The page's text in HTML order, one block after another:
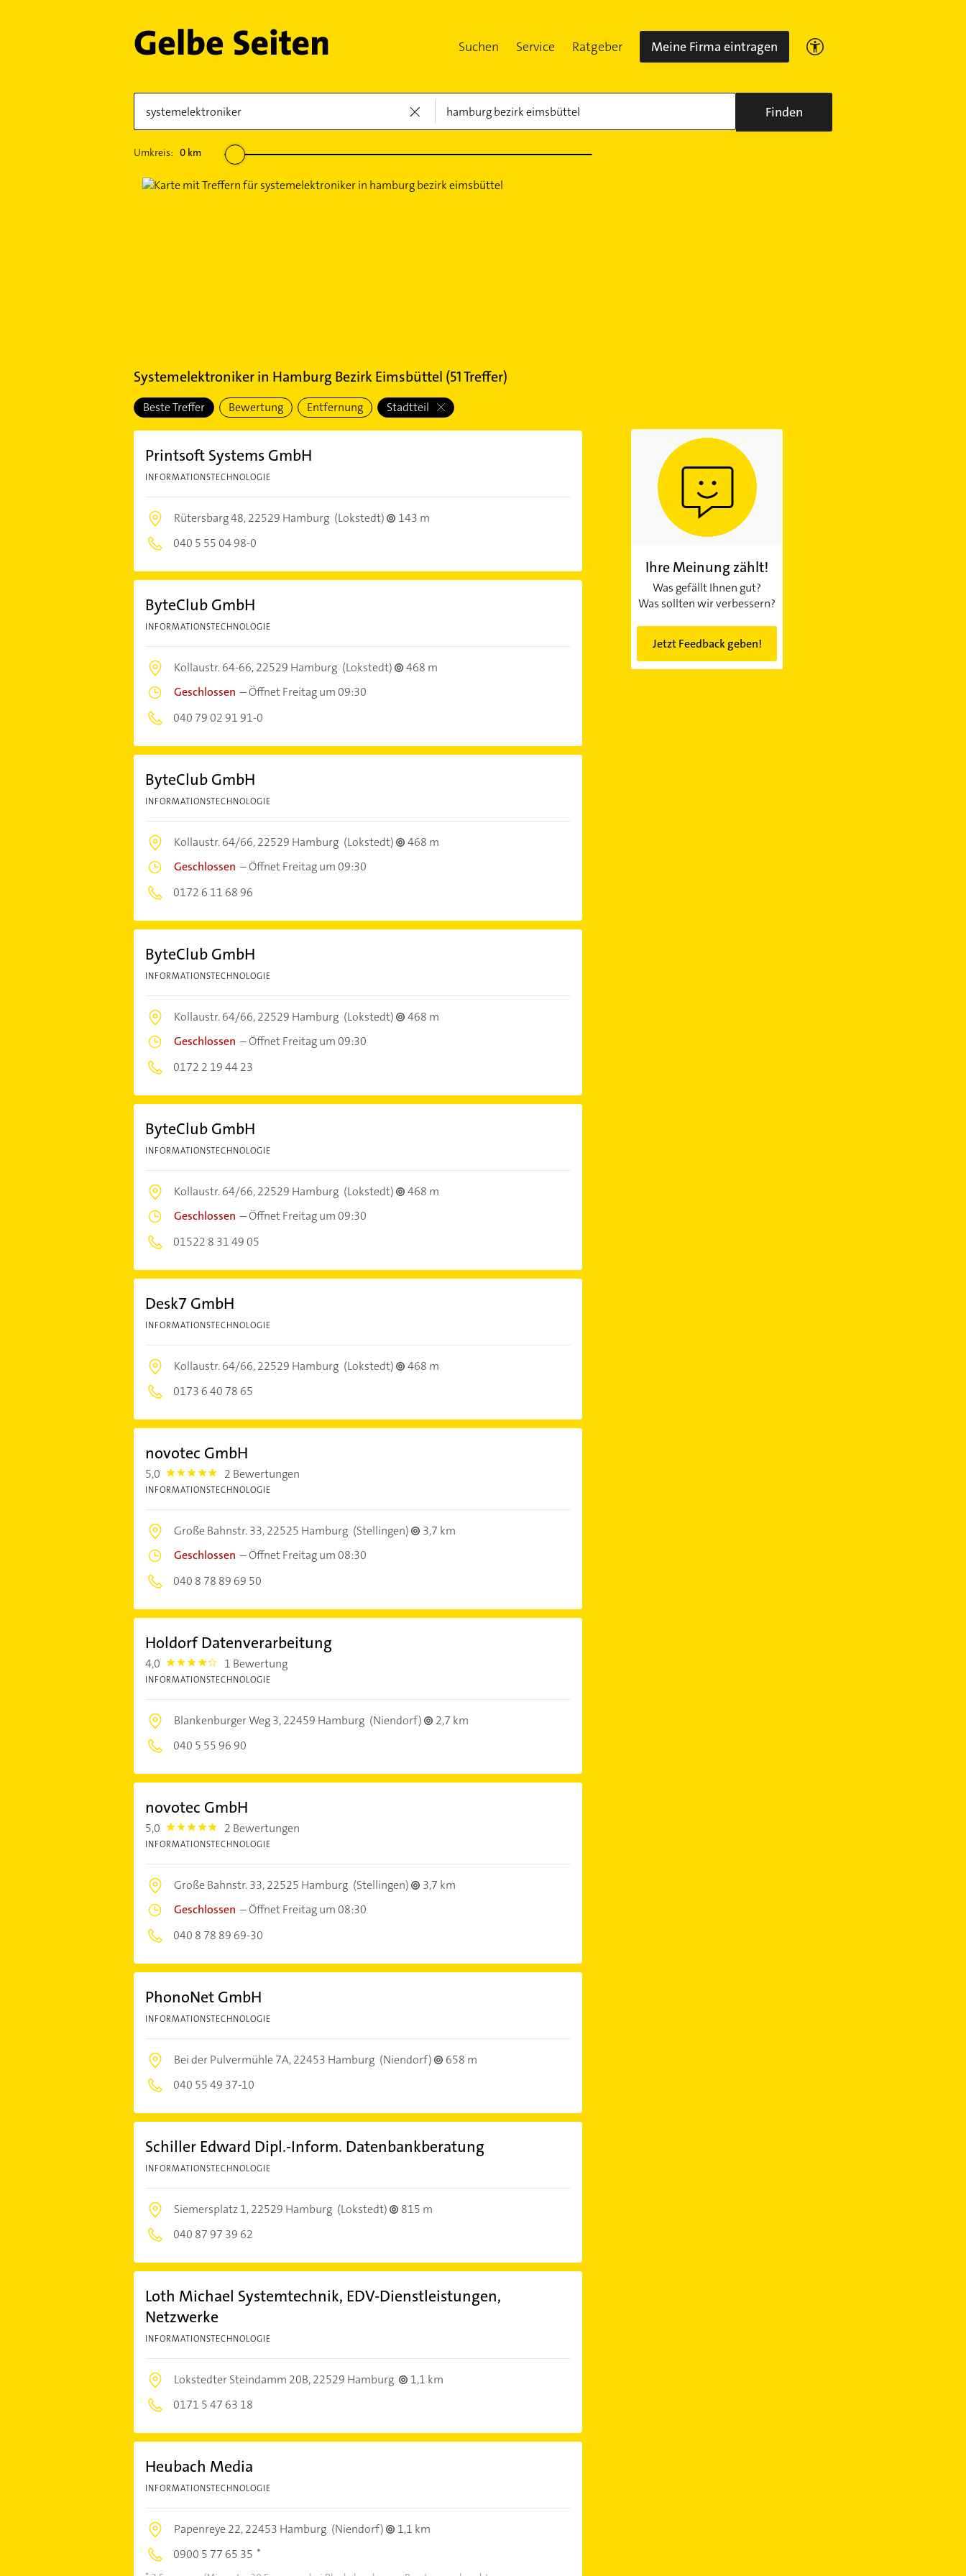
Suchen Service Ratgeber Meine Firma eintragen
Finden
Umkreis: 0km
Systemelektronikerin Hamburg Bezirk Eimsbüttel (51Treffer)
Beste Treffer Bewertung Entfernung Stadtteil
Printsoft Systems GmbH
INFORMATIONSTECHNOLOGIE
Rütersbarg 48,22529 Hamburg (Lokstedt)
143 m
040 5 55 04 98-0
ByteClub GmbH
INFORMATIONSTECHNOLOGIE
Kollaustr. 64-66,22529 Hamburg (Lokstedt)
468 m
Geschlossen –Öffnet Freitag um 09:30
040 79 02 91 91-0
ByteClub GmbH
INFORMATIONSTECHNOLOGIE
Kollaustr. 64/66,22529 Hamburg (Lokstedt)
468 m
Geschlossen –Öffnet Freitag um 09:30
0172 6 11 68 96
ByteClub GmbH
INFORMATIONSTECHNOLOGIE
Kollaustr. 64/66,22529 Hamburg (Lokstedt)
468 m
Geschlossen –Öffnet Freitag um 09:30
0172 2 19 44 23
ByteClub GmbH
INFORMATIONSTECHNOLOGIE
Kollaustr. 64/66,22529 Hamburg (Lokstedt)
468 m
Geschlossen –Öffnet Freitag um 09:30
01522 8 31 49 05
Desk7 GmbH
INFORMATIONSTECHNOLOGIE
Kollaustr. 64/66,22529 Hamburg (Lokstedt)
468 m
0173 6 40 78 65
novotec GmbH
5,0 5.0 2 Bewertungen
INFORMATIONSTECHNOLOGIE
Große Bahnstr. 33,22525 Hamburg (Stellingen)
3,7 km
Geschlossen –Öffnet Freitag um 08:30
040 8 78 89 69 50
Holdorf Datenverarbeitung
4,0 4.0 1 Bewertung
INFORMATIONSTECHNOLOGIE
Blankenburger Weg 3,22459 Hamburg (Niendorf)
2,7 km
040 5 55 96 90
novotec GmbH
5,0 5.0 2 Bewertungen
INFORMATIONSTECHNOLOGIE
Große Bahnstr. 33,22525 Hamburg (Stellingen)
3,7 km
Geschlossen –Öffnet Freitag um 08:30
040 8 78 89 69-30
PhonoNet GmbH
INFORMATIONSTECHNOLOGIE
Bei der Pulvermühle 7A,22453 Hamburg (Niendorf)
658 m
040 55 49 37-10
Schiller Edward Dipl.-Inform. Datenbankberatung
INFORMATIONSTECHNOLOGIE
Siemersplatz 1,22529 Hamburg (Lokstedt)
815 m
040 87 97 39 62
Loth Michael Systemtechnik, EDV-Dienstleistungen,
Netzwerke
INFORMATIONSTECHNOLOGIE
Lokstedter Steindamm 20B,22529 Hamburg
1,1 km
0171 5 47 63 18
Heubach Media
INFORMATIONSTECHNOLOGIE
Papenreye 22,22453 Hamburg (Niendorf)
1,1 km
0900 5 77 65 35
Ihre Meinung zählt!
Was gefällt Ihnen gut?
Was sollten wir verbessern?
Jetzt Feedback geben!